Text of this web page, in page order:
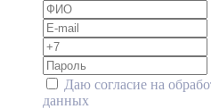
Даю согласие на
данных